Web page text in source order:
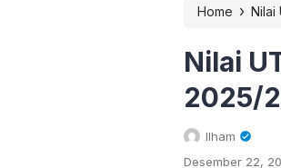
Home › Nilai
Nilai
2025/
Ilham
Desember 22,